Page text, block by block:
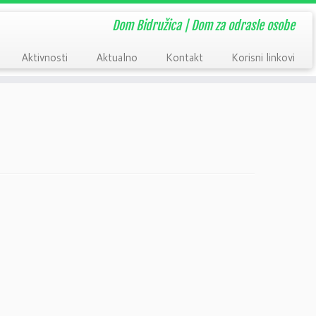
Dom Bidružica | Dom za odrasle osobe
Aktivnosti Aktualno Kontakt Korisni linkovi